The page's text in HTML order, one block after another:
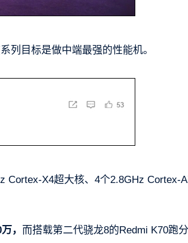
列目标是做中端最强的性能机。
Cortex-X4超大核、4个2.8GHz Cortex-
， 而搭载第二代骁龙8的Redmi K70跑